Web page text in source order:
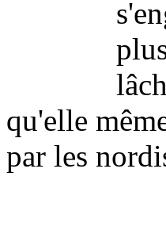
qu'elle
par les